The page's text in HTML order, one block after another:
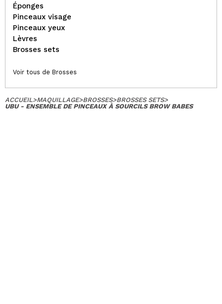
Éponges
Pinceaux visage
Pinceaux yeux
Lèvres
Brosses sets
Voir tous de Brosses
ACCUEIL>MAQUILLAGE>BROSSES>BROSSES SETS>
UBU - ENSEMBLE DE PINCEAUX À SOURCILS BROW BABES